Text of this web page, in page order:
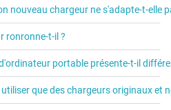
nouveau chargeur ne s'adapte-t-elle
ronronne-t-il ?
portable présente-t-il
que des chargeurs originaux et